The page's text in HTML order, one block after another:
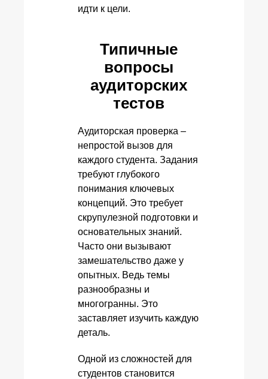
идти к цели.
Типичные
вопросы
аудиторских
тестов
Аудиторская проверка –
непростой вызов для
каждого студента. Задания
требуют глубокого
понимания ключевых
концепций. Это требует
скрупулезной подготовки и
основательных знаний.
Часто они вызывают
замешательство даже у
опытных. Ведь темы
разнообразны и
многогранны. Это
заставляет изучить каждую
деталь.
Одной из сложностей для
студентов становится